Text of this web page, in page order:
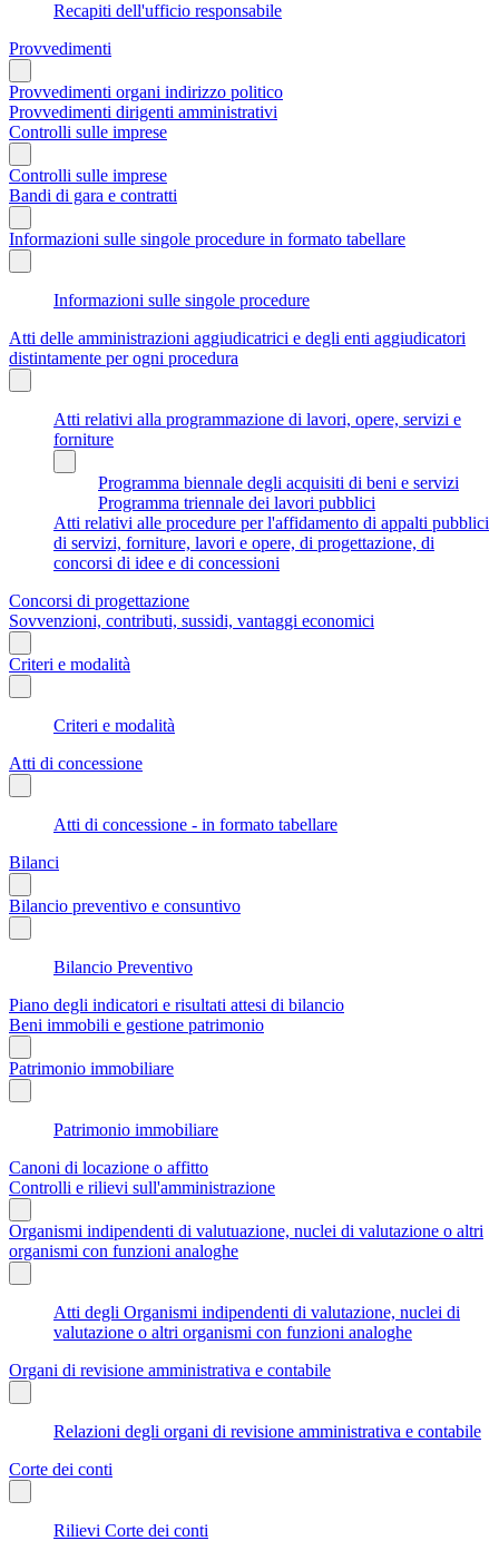
Recapiti dell'ufficio responsabile
Provvedimenti
Provvedimenti organi indirizzo politico
Provvedimenti dirigenti amministrativi
Controlli sulle imprese
Controlli sulle imprese
Bandi di gara e contratti
Informazioni sulle singole procedure in formato tabellare
Informazioni sulle singole procedure
Atti delle amministrazioni aggiudicatrici e degli enti aggiudicatori
distintamente per ogni procedura
Atti relativi alla programmazione di lavori, opere, servizi e
forniture
Programma biennale degli acquisiti di beni e servizi
Programma triennale dei lavori pubblici
Atti relativi alle procedure per l'affidamento di appalti pubblici
di servizi, forniture, lavori e opere, di progettazione, di
concorsi di idee e di concessioni
Concorsi di progettazione
Sovvenzioni, contributi, sussidi, vantaggi economici
Criteri e modalità
Criteri e modalità
Atti di concessione
Atti di concessione - in formato tabellare
Bilanci
Bilancio preventivo e consuntivo
Bilancio Preventivo
Piano degli indicatori e risultati attesi di bilancio
Beni immobili e gestione patrimonio
Patrimonio immobiliare
Patrimonio immobiliare
Canoni di locazione o affitto
Controlli e rilievi sull'amministrazione
Organismi indipendenti di valutuazione, nuclei di valutazione o altri
organismi con funzioni analoghe
Atti degli Organismi indipendenti di valutazione, nuclei di
valutazione o altri organismi con funzioni analoghe
Organi di revisione amministrativa e contabile
Relazioni degli organi di revisione amministrativa e contabile
Corte dei conti
Rilievi Corte dei conti